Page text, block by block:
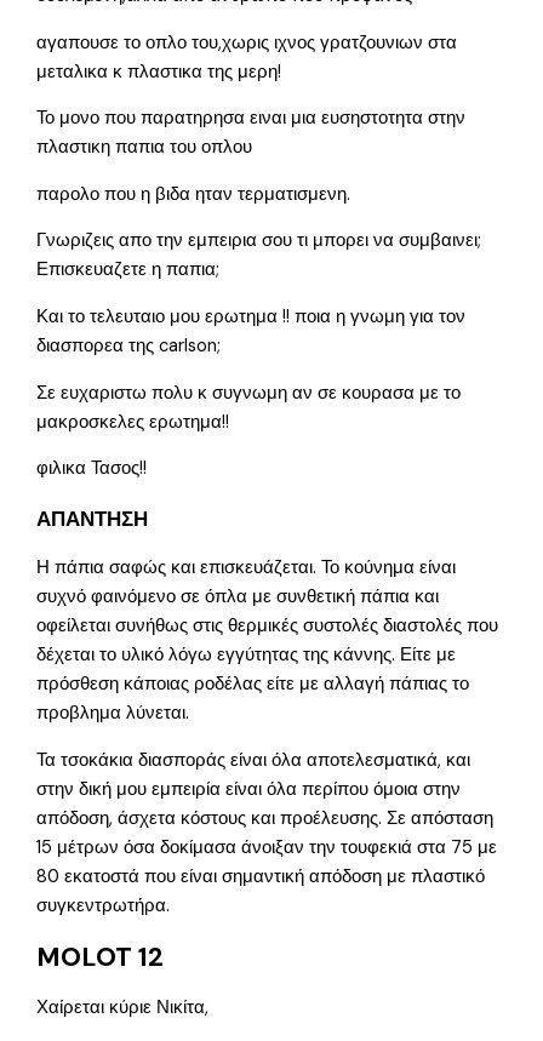
αγαπουσε το οπλο του,χωρις ιχνος γρατζουνιων στα
μεταλικα κ πλαστικα της μερη!
Το μονο που παρατηρησα ειναι μια ευσηστοτητα στην
πλαστικη παπια του οπλου
παρολο που η βιδα ηταν τερματισμενη.
Γνωριζεις απο την εμπειρια σου τι μπορει να συμβαινει;
Επισκευαζετε η παπια;
Και το τελευταιο μου ερωτημα !! ποια η γνωμη για τον
διασπορεα της carlson;
Σε ευχαριστω πολυ κ συγνωμη αν σε κουρασα με το
μακροσκελες ερωτημα!!
φιλικα Τασος!!
ΑΠΑΝΤΗΣΗ
Η πάπια σαφώς και επισκευάζεται. Το κούνημα είναι
συχνό φαινόμενο σε όπλα με συνθετική πάπια και
οφείλεται συνήθως στις θερμικές συστολές διαστολές που
δέχεται το υλικό λόγω εγγύτητας της κάννης. Είτε με
πρόσθεση κάποιας ροδέλας είτε με αλλαγή πάπιας το
προβλημα λύνεται.
Τα τσοκάκια διασποράς είναι όλα αποτελεσματικά, και
στην δική μου εμπειρία είναι όλα περίπου όμοια στην
απόδοση, άσχετα κόστους και προέλευσης. Σε απόσταση
15 μέτρων όσα δοκίμασα άνοιξαν την τουφεκιά στα 75 με
80 εκατοστά που είναι σημαντική απόδοση με πλαστικό
συγκεντρωτήρα.
MOLOT 12
Χαίρεται κύριε Νικίτα,